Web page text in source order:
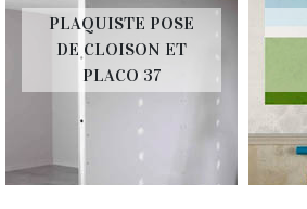
PLAQUISTE POSE
DE CLOISON ET
PLACO 37